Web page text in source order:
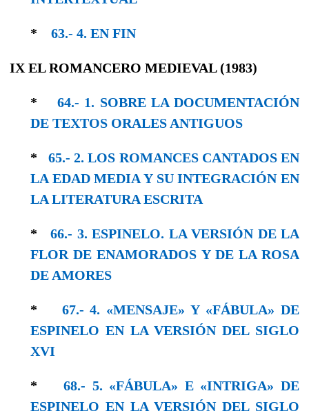
* 63.- 4. EΝ FΙΝ
IX EL ROMANCERO MEDIEVAL (1983)
* 64.- 1. SOBRE LA DOCUMENTACIÓN
DE TEXTOS ORALES ANTIGUOS
* 65.- 2. LOS ROMANCES CANTADOS EN
LA EDAD MEDIA Y SU INTEGRACIÓN EN
LA LITERATURA ESCRITA
*66.- 3. ESPINELO. LA VERSIÓN DE LA
FLOR DE ENAMORADOS Y DE LA ROSA
DE AMORES
* 67.- 4. «MENSAJE» Y «FÁBULA» DE
ESPINELO EN LA VERSIÓN DEL SIGLO
XVΙ
*68.- 5. «FÁBULA» E «INTRIGA» DE
ESPINELO EN LA VERSIÓN DEL SIGLO